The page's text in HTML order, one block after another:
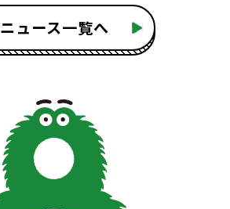
ニュース一覧へ